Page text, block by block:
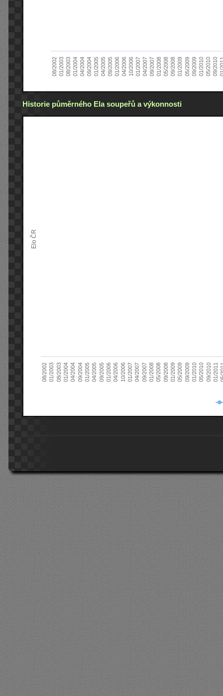
08/200201/200308/200301/200404/200409/200401/200504/200509/200501/200604/200610/200601/200704/200709/200701/200805/200809/200801/200905/200909/200901/201005/201009/2010
Historie půměrného Ela soupeřů a výkonnosti
Elo ČR
08/200201/200308/200301/200404/200409/200401/200504/200509/200501/200604/200610/200601/200704/200709/200701/200805/200809/200801/200905/200909/200901/201005/201009/201001/2011